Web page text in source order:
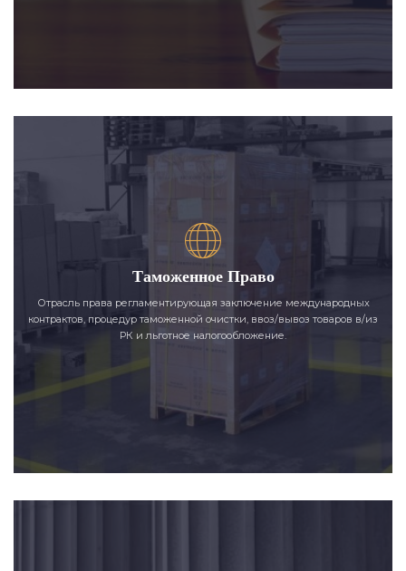
Таможенное Право
Отрасль права регламентирующая заключение международных
контрактов, процедур таможенной очистки, ввоз/вывоз товаров в/из
РК и льготное налогообложение.